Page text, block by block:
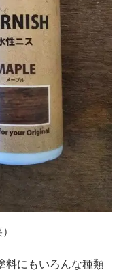
料にもいろんな種類